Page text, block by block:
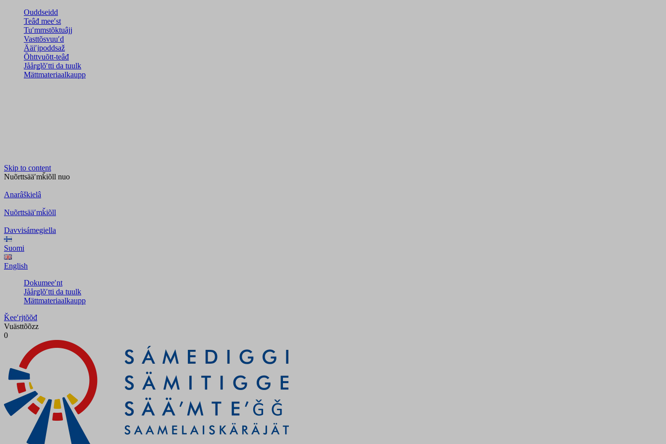
Ouddseidd
Teâđ meeʹst
Tuʹmmstõktuâjj
Vasttõsvuuʹd
Ääiʹjpoddsaž
Õhttvuõtt-teâđ
Jåårǥlõʹtti da tuulk
Mättmateriaalkaupp
Skip to content
Nuõrttsääʹmǩiõll nuo
Anarâškielâ
Nuõrttsääʹmǩiõll
Davvisámegiella
Suomi
English
Dokumeeʹnt
Jåårǥlõʹtti da tuulk
Mättmateriaalkaupp
Ǩeeʹrjtõõđ
Vuästtõõzz
0